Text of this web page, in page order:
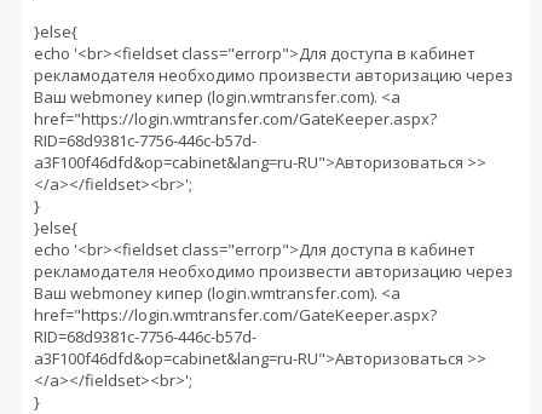
}else{
echo '<br><fieldset class="errorp">Для доступа в кабинет
рекламодателя необходимо произвести авторизацию через
Ваш webmoney кипер (login.wmtransfer.com). <a
href="https://login.wmtransfer.com/GateKeeper.aspx?
RID=68d9381c-7756-446c-b57d-
a3F100f46dfd&op=cabinet&lang=ru-RU">Авторизоваться >>
</a></fieldset><br>';
}
}else{
echo '<br><fieldset class="errorp">Для доступа в кабинет
рекламодателя необходимо произвести авторизацию через
Ваш webmoney кипер (login.wmtransfer.com). <a
href="https://login.wmtransfer.com/GateKeeper.aspx?
RID=68d9381c-7756-446c-b57d-
a3F100f46dfd&op=cabinet&lang=ru-RU">Авторизоваться >>
</a></fieldset><br>';
}